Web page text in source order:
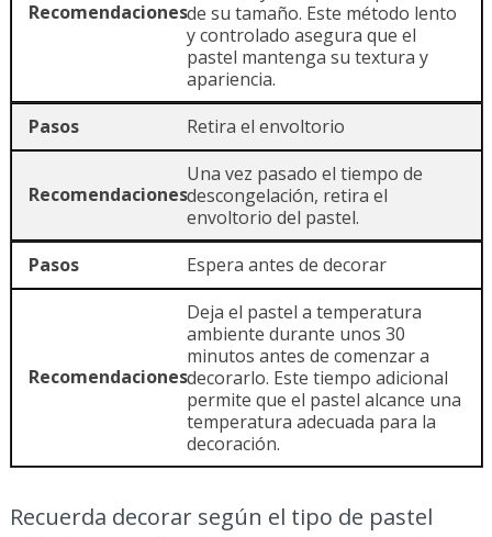
de su tamaño. Este método lento
y controlado asegura que el
pastel mantenga su textura y
apariencia.
Retira el envoltorio
Una vez pasado el tiempo de
descongelación, retira el
envoltorio del pastel.
Espera antes de decorar
Deja el pastel a temperatura
ambiente durante unos 30
minutos antes de comenzar a
decorarlo. Este tiempo adicional
permite que el pastel alcance una
temperatura adecuada para la
decoración.
Recuerda decorar según el tipo de pastel